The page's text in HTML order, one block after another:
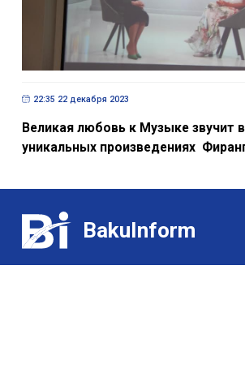
уникальных произведениях
BakuInform